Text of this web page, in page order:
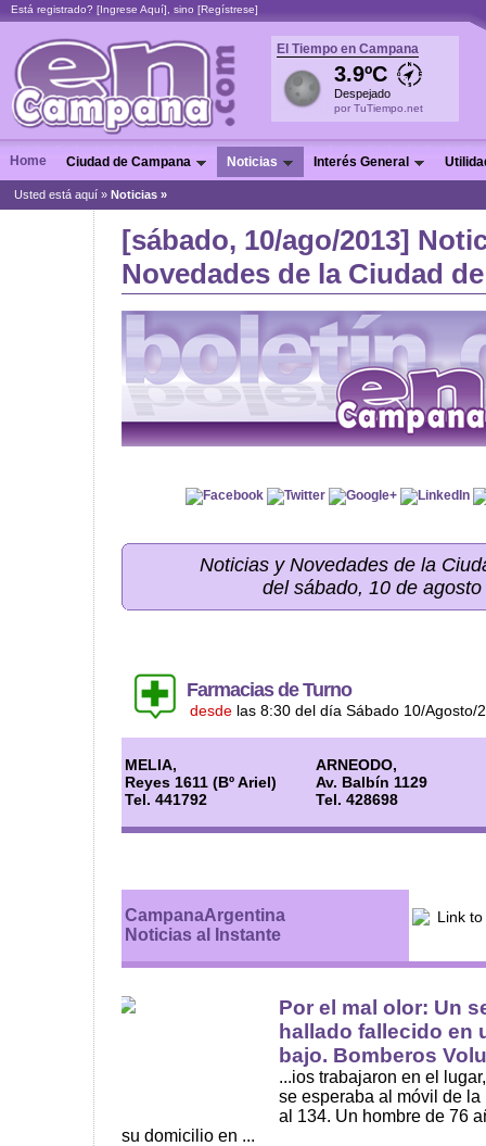
Está registrado? [Ingrese Aquí], sino [Regístrese]
El Tiempo en Campana
3.9ºC
Despejado
por TuTiempo.net
Home Ciudad de Campana Noticias Interés General
Usted está aquí » Noticias »
[sábado, 10/ago/2013]
Novedades de la Ciudad
Noticias y Novedades de la
del sábado, 10 de
Farmacias de Turno
desde las 8:30 del día Sábado 10/Agosto/
MELIA,
Reyes 1611 (Bº Ariel)
Tel. 441792
ARNEODO,
Av. Balbín 1129
Tel. 428698
CampanaArgentina
Noticias al Instante
Por el mal olor: Un
hallado fallecido en
bajo. Bomberos
...ios trabajaron en el
se esperaba al móvil de
al 134. Un hombre de 76
su domicilio en ...